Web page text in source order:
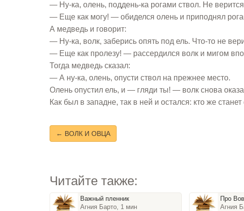
— Ну-ка, олень, поддень-ка рогами ствол. Не
— Еще как могу! — обиделся олень и приподнял
А медведь и говорит:
— Ну-ка, волк, заберись опять под ель. Что-то не
— Еще как пролезу! — рассердился волк и мигом
Тогда медведь сказал:
— А ну-ка, олень, опусти ствол на прежнее место.
Олень опустил ель, и — гляди ты! — волк снова
Как был в западне, так в ней и остался: кто же
← ВОЛК И ОВЦА
Читайте также:
Важный пленник
Агния Барто, 1 мин
Про
Агния